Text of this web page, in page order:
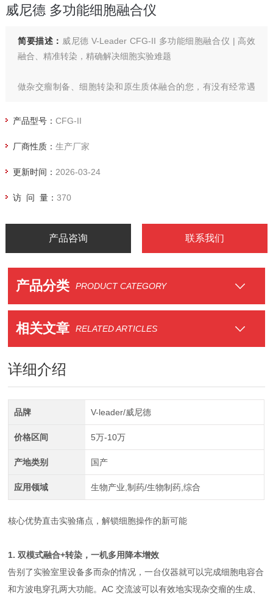
威尼德 多功能细胞融合仪
简要描述： 威尼德 V-Leader CFG-II 多功能细胞融合仪 | 高效
融合、精准转染，精确解决细胞实验难题
做杂交瘤制备、细胞转染和原生质体融合的您，有没有经常遇
破；干细胞、原代细胞等难转染样本屡试不爽，实验重复性
验容易产生电弧打火现象，样品及仪器的安全很难保证
产品型号： CFG-II
厂商性质： 生产厂家
更新时间： 2026-03-24
访 问 量： 370
产品咨询 联系我们
产品分类 PRODUCT CATEGORY
相关文章 RELATED ARTICLES
详细介绍
品牌 V-leader/威尼德
价格区间 5万-10万
产地类别 国产
应用领域 生物产业,制药/生物制药,综合
核心优势直击实验痛点，解锁细胞操作的新可能
1. 双模式融合+转染，一机多用降本增效
告别了实验室里设备多而杂的情况，一台仪器就可以完成细胞电容合
和方波电穿孔两大功能。AC 交流波可以有效地实现杂交瘤的生成、